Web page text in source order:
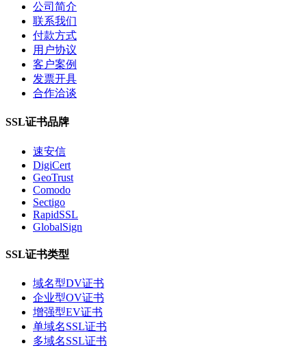
公司简介
联系我们
付款方式
用户协议
客户案例
发票开具
合作洽谈
SSL证书品牌
速安信
DigiCert
GeoTrust
Comodo
Sectigo
RapidSSL
GlobalSign
SSL证书类型
域名型DV证书
企业型OV证书
增强型EV证书
单域名SSL证书
多域名SSL证书